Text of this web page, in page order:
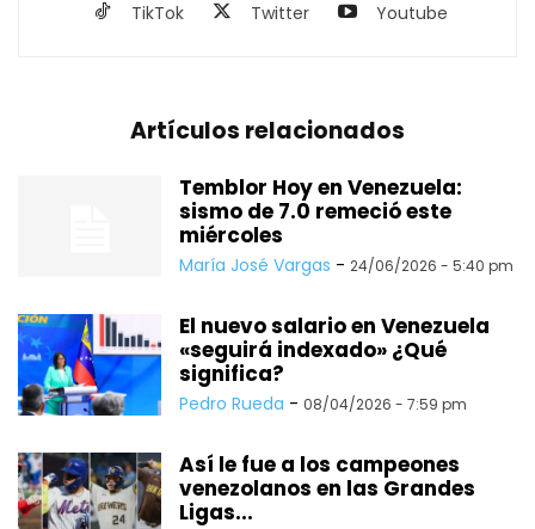
TikTok
Twitter Youtube
Artículos relacionados
Temblor Hoy en Venezuela:
sismo de 7.0 remeció este
miércoles
María José Vargas - 24/06/2026 - 5:40 pm
El nuevo salario en Venezuela
«seguirá indexado» ¿Qué
significa?
Pedro Rueda - 08/04/2026 - 7:59 pm
Así le fue a los campeones
venezolanos en las Grandes
Ligas...